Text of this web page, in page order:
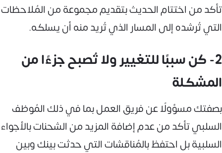
تأكد من اختتام الحديث بتقديم مجموعة من المُلاحظات
التي تُرشده إلى المسار الذي تُريد منه أن يسلكه.
2- كُن سببًا للتغيير ولا تُصبح جزءًا من
المشكلة
بصفتك مسؤولًا عن فريق العمل بما في ذلك المُوظف
السلبي تأكد من عدم إضافة المزيد من الشحنات بالأجواء
السلبية بل احتفظ بالمُناقشات التي حدثت بينك وبين